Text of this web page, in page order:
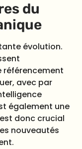
du
évolution.
référencement
avec par
également une
donc crucial
nouveautés